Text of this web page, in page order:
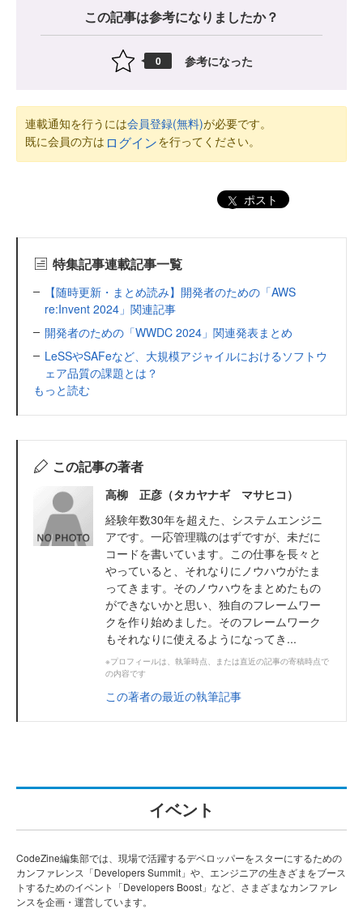
この記事は参考になりましたか？
0 参考になった
連載通知を行うには会員登録(無料)が必要です。
既に会員の方は ログインを行ってください。
ポスト
特集記事連載記事一覧
【随時更新・まとめ読み】開発者のための「AWS
re:Invent 2024」関連記事
開発者のための「WWDC 2024」関連発表まとめ
LeSSやSAFeなど、大規模アジャイルにおけるソフトウ
ェア品質の課題とは？
もっと読む
この記事の著者
高柳 正彦（タカヤナギ マサヒコ）
経験年数30年を超えた、システムエンジニ
アです。一応管理職のはずですが、未だに
コードを書いています。この仕事を長々と
やっていると、それなりにノウハウがたま
ってきます。そのノウハウをまとめたもの
ができないかと思い、独自のフレームワー
クを作り始めました。そのフレームワーク
もそれなりに使えるようになってき...
※プロフィールは、執筆時点、または直近の記事の寄稿時点で
の内容です
この著者の最近の執筆記事
イベント
CodeZine編集部では、現場で活躍するデベロッパーをスターにするための
カンファレンス「Developers Summit」や、エンジニアの生きざまをブース
トするためのイベント「Developers Boost」など、さまざまなカンファレ
ンスを企画・運営しています。